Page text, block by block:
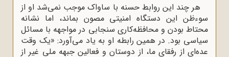
هر چند این روابط حسنه با ساواک موجب نمی‌شد او از
سوءظن این دستگاه امنیتی مصون بماند، اما نشانه
محتاط بودن و محافظه‌کاری سنجابی در مواجهه با مسائل
سیاسی بود. در همین رابطه او به یاد می‌آورد: «یک وقت
عده‌‌ای از رفقای ما، از دوستان و فعالین جبهه ملی غیر از